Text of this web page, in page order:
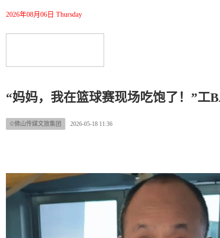
2026年08月06日 Thursday
“妈妈，我在篮球赛现场吃饱了！”工
©佛山传媒文旅集团 2026-05-18 11:36